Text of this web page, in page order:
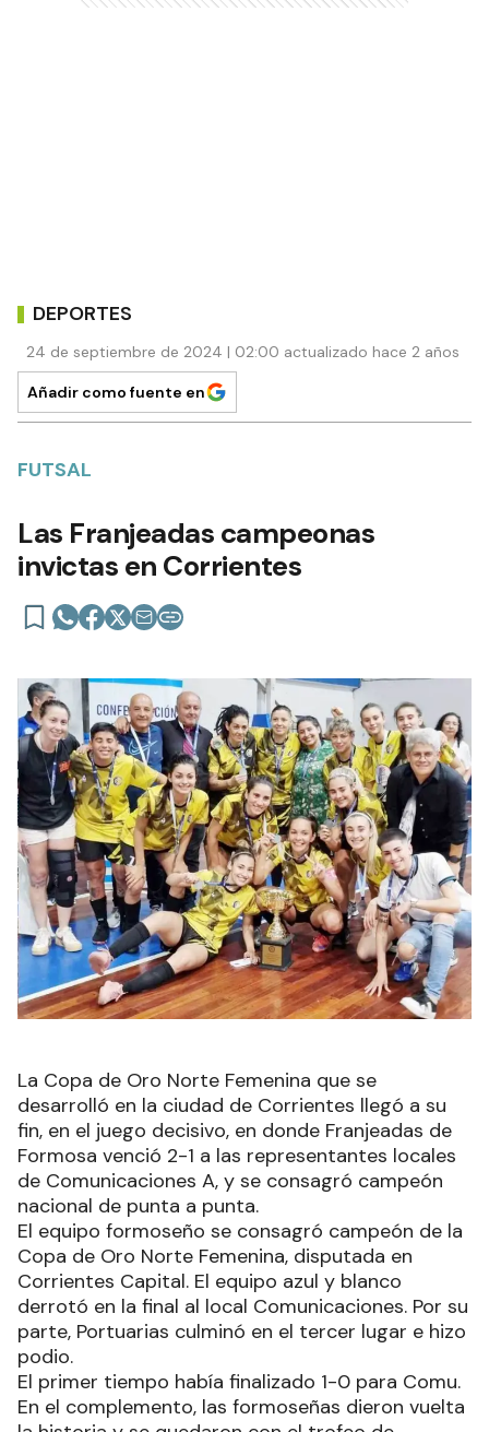
DEPORTES
24 de septiembre de 2024 | 02:00 actualizado hace 2 años
Añadir como fuente en
FUTSAL
Las Franjeadas campeonas
invictas en Corrientes
La Copa de Oro Norte Femenina que se
desarrolló en la ciudad de Corrientes llegó a su
fin, en el juego decisivo, en donde Franjeadas de
Formosa venció 2-1 a las representantes locales
de Comunicaciones A, y se consagró campeón
nacional de punta a punta.
El equipo formoseño se consagró campeón de la
Copa de Oro Norte Femenina, disputada en
Corrientes Capital. El equipo azul y blanco
derrotó en la final al local Comunicaciones. Por su
parte, Portuarias culminó en el tercer lugar e hizo
podio.
El primer tiempo había finalizado 1-0 para Comu.
En el complemento, las formoseñas dieron vuelta